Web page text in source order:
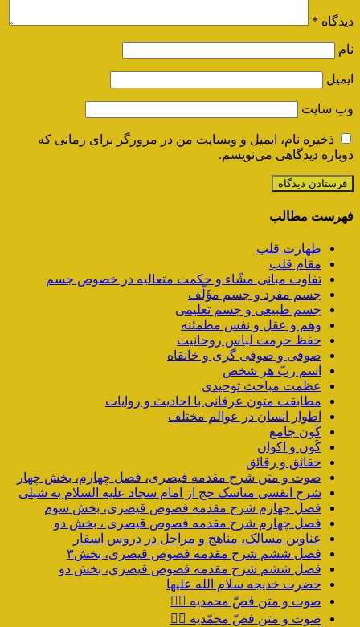
دیدگاه *
نام
ایمیل
وب‌ سایت
ذخیره نام، ایمیل و وبسایت من در مرورگر برای زمانی که
دوباره دیدگاهی می‌نویسم.
فهرست مطالب
طهارت قلب
مقام قلب
تفاوت مبانی مشّاء و حکمت متعالیه در خصوص جسم
جسم مفرد و جسم مؤَلَّف
جسم طبیعی و جسم تعلیمی
وهم و عقل و نفس مطمئنه
حفظ حرمت لباس روحانیت
صوفی و صوفی گری و خانقاه
اسم ربّ هر شخص
عظمت مباحث توحیدی
مطابقت متون عرفانی با احادیث و روایات
اطوار انسان در عوالم مختلف
کَون جامع
کَون و اکوان
حقائق و رقائق
صوت و متن شرح مقدمه قیصری، فصل چهارم، بخش چهار
شرح انفسی مناسک حج از امام سجاد علیه السلام به شبلی
فصل چهارم شرح مقدمه فصوص قیصری، بخش سوم
فصل چهارم شرح مقدمه فصوص قیصری ، بخش دو
عناوین مسالک، مناهج و مراحل در دروس اسفار
فصل ششم شرح مقدمه فصوص قیصری، بخش۳
فصل ششم شرح مقدمه فصوص قیصری، بخش دو
حضرت خدیجه سلام الله علیها
صوت و متن فصّ محمدیه ۴️⃣
صوت و متن فصّ محمّدیه ۳️⃣